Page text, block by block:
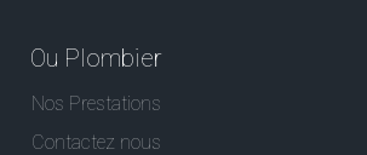
Ou Plombier
Nos Prestations
Contactez nous